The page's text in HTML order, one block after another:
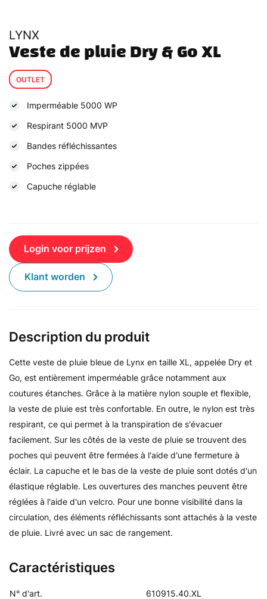
LYNX
Veste de pluie Dry & Go XL
OUTLET
Imperméable 5000 WP
Respirant 5000 MVP
Bandes réfléchissantes
Poches zippées
Capuche réglable
Login voor prijzen
Klant worden
Caractéristiques
N° d'art.
610915.40.XL
Description du produit
Cette veste de pluie bleue de Lynx en taille XL, appelée Dry et
Go, est entièrement imperméable grâce notamment aux
coutures étanches. Grâce à la matière nylon souple et flexible,
la veste de pluie est très confortable. En outre, le nylon est très
respirant, ce qui permet à la transpiration de s'évacuer
facilement. Sur les côtés de la veste de pluie se trouvent des
poches qui peuvent être fermées à l'aide d'une fermeture à
éclair. La capuche et le bas de la veste de pluie sont dotés d'un
élastique réglable. Les ouvertures des manches peuvent être
réglées à l'aide d'un velcro. Pour une bonne visibilité dans la
circulation, des éléments réfléchissants sont attachés à la veste
de pluie. Livré avec un sac de rangement.